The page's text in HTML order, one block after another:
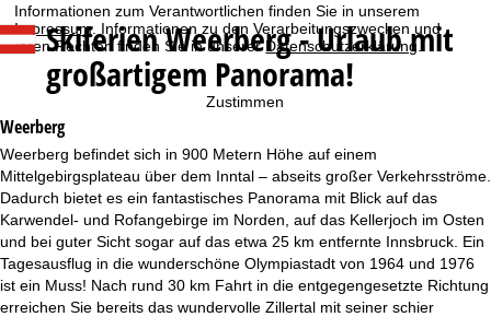
Informationen zum Verantwortlichen finden Sie in unserem
Impressum. Informationen zu den Verarbeitungszwecken und
Ihren Rechten finden Sie in unsererDatenschutzerklärung.
Zustimmen
t
r
t
i
SkiferienWeerberg - Urlaub mit
großartigem Panorama!
Weerberg
Weerberg befindet sich in 900 Metern Höhe auf einem
Mittelgebirgsplateau über dem Inntal – abseits großer Verkehrsströme.
Dadurch bietet es ein fantastisches Panorama mit Blick auf das
Karwendel- und Rofangebirge im Norden, auf das Kellerjoch im Osten
und bei guter Sicht sogar auf das etwa 25 km entfernte Innsbruck. Ein
Tagesausflug in die wunderschöne Olympiastadt von 1964 und 1976
ist ein Muss! Nach rund 30 km Fahrt in die entgegengesetzte Richtung
erreichen Sie bereits das wundervolle Zillertal mit seiner schier